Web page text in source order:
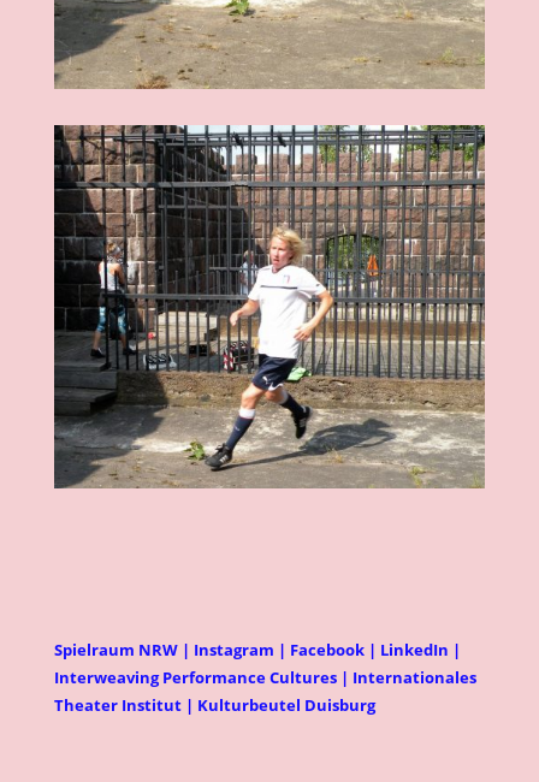
Spielraum NRW | Instagram | Facebook| LinkedIn |
Interweaving Performance Cultures| Internationales
Theater Institut| Kulturbeutel Duisburg